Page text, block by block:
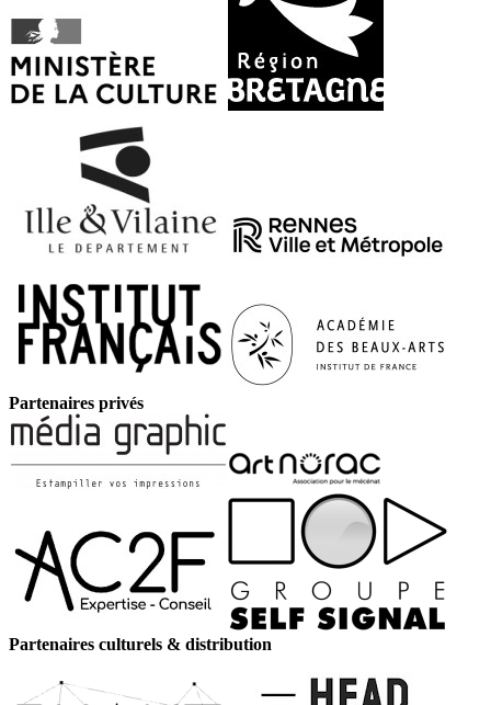
Partenaires privés
Partenaires culturels & distribution